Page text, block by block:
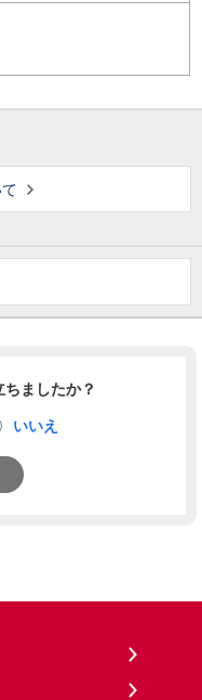
ましたか？
いいえ